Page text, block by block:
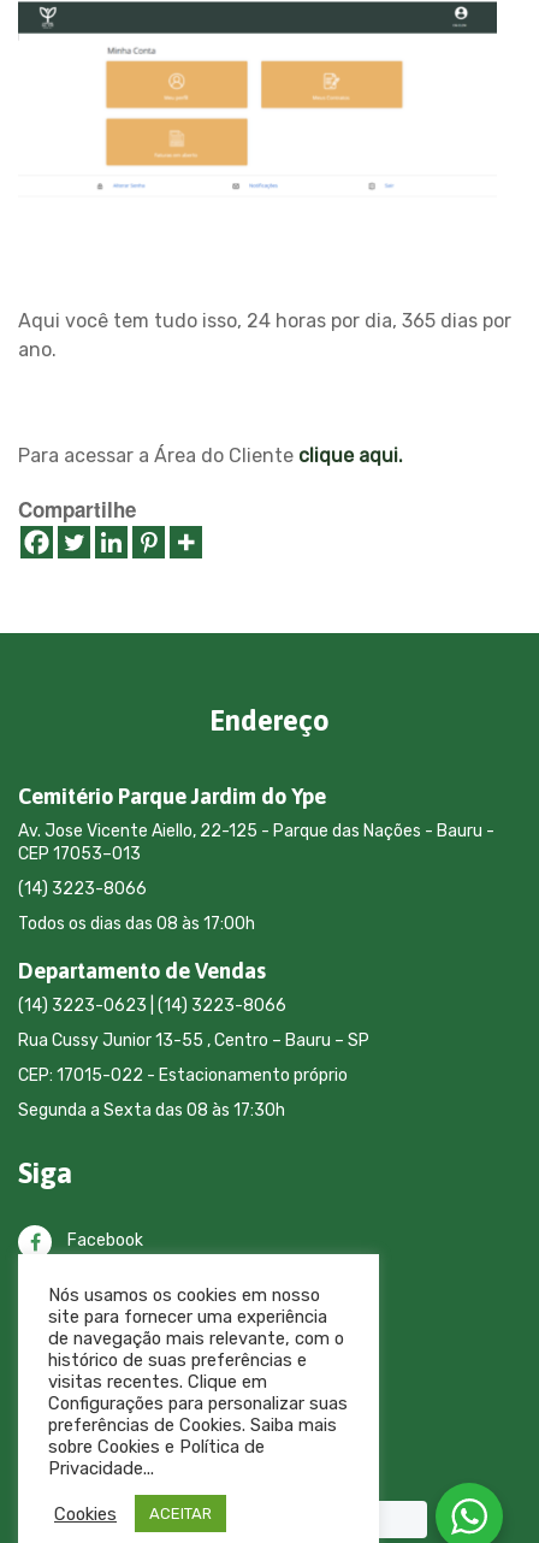
Aqui você tem tudo isso, 24 horas por dia, 365 dias por
ano.
Para acessar a Área do Cliente clique aqui.
Compartilhe
Endereço
Cemitério Parque Jardim do Ype
Av. Jose Vicente Aiello, 22-125 - Parque das Nações - Bauru -
CEP 17053–013
(14) 3223-8066
Todos os dias das 08 às 17:00h
Departamento de Vendas
(14) 3223-0623 | (14) 3223-8066
Rua Cussy Junior 13-55 , Centro – Bauru – SP
CEP: 17015-022 - Estacionamento próprio
Segunda a Sexta das 08 às 17:30h
Siga
Facebook
Instagram
Busca no site
Nós usamos os cookies em nosso
site para fornecer uma experiência
de navegação mais relevante, com o
histórico de suas preferências e
visitas recentes. Clique em
Configurações para personalizar suas
preferências de Cookies. Saiba mais
sobre Cookies e Política de
Privacidade...
Cookies ACEITAR